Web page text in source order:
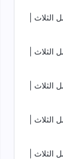
الثلاث |
الثلاث |
الثلاث |
الثلاث |
الثلاث |